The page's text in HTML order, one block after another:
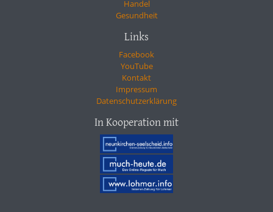
Handel
Gesundheit
Links
Facebook
YouTube
Kontakt
Impressum
Datenschutzerklärung
In Kooperation mit